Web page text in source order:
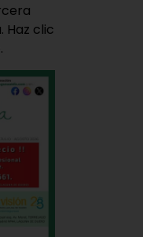
Haz clic